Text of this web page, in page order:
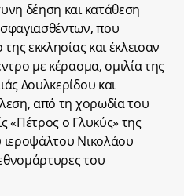
δέηση και κατάθεση
που
εκκλησίας και έκλεισαν
με κέρασμα, ομιλία της
Δουλκερίδου και
από τη χορωδία του
«Πέτρος ο Γλυκύς» της
ιεροψάλτου Νικολάου
του